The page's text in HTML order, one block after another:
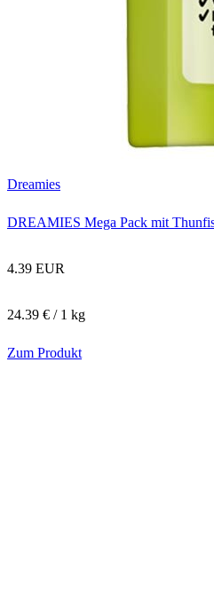
Dreamies
DREAMIES Mega Pack mit
4.39 EUR
24.39 € / 1 kg
Zum Produkt